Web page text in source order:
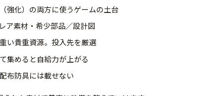
強化）の両方に使うゲームの土台
ア素材・希少部品／設計図
い貴重資源。投入先を厳選
集めると自給力が上がる
布防具には載せない